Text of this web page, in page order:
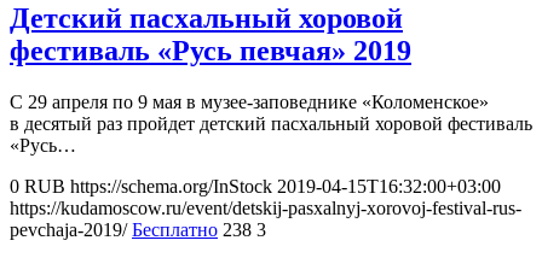
Детский пасхальный хоровой
фестиваль «Русь певчая» 2019
С 29 апреля по 9 мая в музее-заповеднике «Коломенское»
в десятый раз пройдет детский пасхальный хоровой фестиваль
«Русь…
0 RUB https://schema.org/InStock 2019-04-15T16:32:00+03:00
https://kudamoscow.ru/event/detskij-pasxalnyj-xorovoj-festival-rus-
pevchaja-2019/ Бесплатно 238 3